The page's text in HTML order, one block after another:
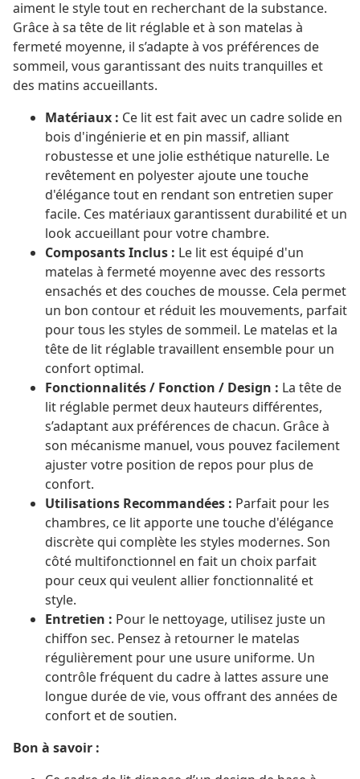
aiment le style tout en recherchant de la substance.
Grâce à sa tête de lit réglable et à son matelas à
fermeté moyenne, il s’adapte à vos préférences de
sommeil, vous garantissant des nuits tranquilles et
des matins accueillants.
Matériaux : Ce lit est fait avec un cadre solide en
bois d'ingénierie et en pin massif, alliant
robustesse et une jolie esthétique naturelle. Le
revêtement en polyester ajoute une touche
d'élégance tout en rendant son entretien super
facile. Ces matériaux garantissent durabilité et un
look accueillant pour votre chambre.
Composants Inclus : Le lit est équipé d'un
matelas à fermeté moyenne avec des ressorts
ensachés et des couches de mousse. Cela permet
un bon contour et réduit les mouvements, parfait
pour tous les styles de sommeil. Le matelas et la
tête de lit réglable travaillent ensemble pour un
confort optimal.
Fonctionnalités / Fonction / Design : La tête de
lit réglable permet deux hauteurs différentes,
s’adaptant aux préférences de chacun. Grâce à
son mécanisme manuel, vous pouvez facilement
ajuster votre position de repos pour plus de
confort.
Utilisations Recommandées : Parfait pour les
chambres, ce lit apporte une touche d'élégance
discrète qui complète les styles modernes. Son
côté multifonctionnel en fait un choix parfait
pour ceux qui veulent allier fonctionnalité et
style.
Entretien : Pour le nettoyage, utilisez juste un
chiffon sec. Pensez à retourner le matelas
régulièrement pour une usure uniforme. Un
contrôle fréquent du cadre à lattes assure une
longue durée de vie, vous offrant des années de
confort et de soutien.
Bon à savoir :